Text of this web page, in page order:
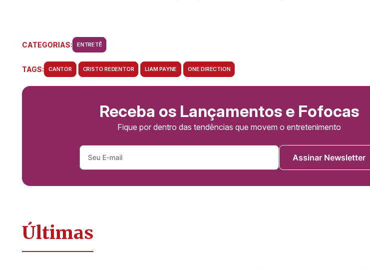
CATEGORIAS: ENTRETÊ
TAGS: CANTOR CRISTO REDENTOR LIAM PAYNE ONE DIRECTION
Receba os Lançamentos e Fofocas
Fique por dentro das tendências que movem o entretenimento
Assinar Newsletter
Últimas